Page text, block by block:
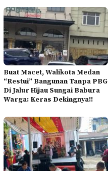
Buat Macet, Walikota Medan
“Restui” Bangunan Tanpa PBG
Di Jalur Hijau Sungai Babura
Warga: Keras Dekingnya!!